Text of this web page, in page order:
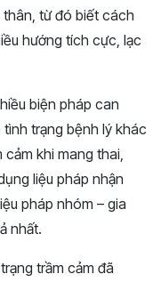
từ đó biết cách
hướng tích cực, lạc
biện pháp can
trạng bệnh lý khác
khi mang thai,
liệu pháp nhận
pháp nhóm – gia
nhất.
trầm cảm đã